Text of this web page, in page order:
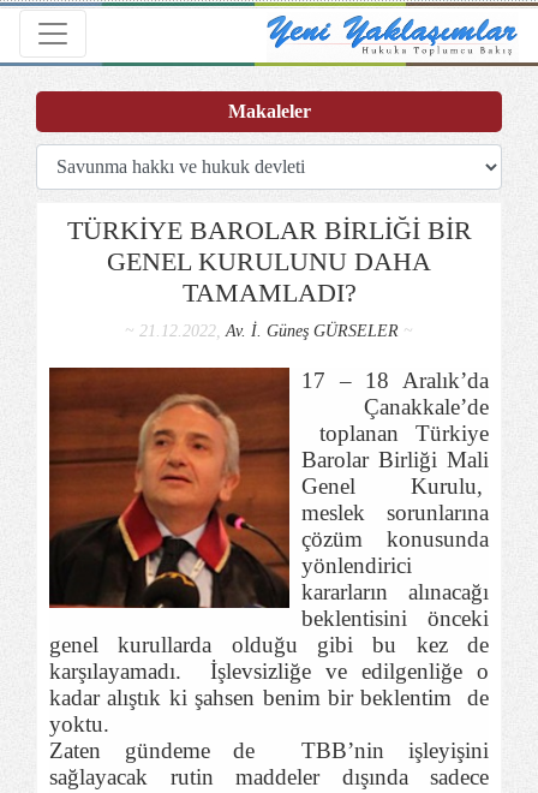
Toggle navigation
TÜRKİYE BAROLAR BİRLİĞİ BİR
GENEL KURULUNU DAHA
TAMAMLADI?
~ 21.12.2022,Av. İ. Güneş GÜRSELER ~
17 – 18 Aralık’da
Çanakkale’de
toplanan Türkiye
Barolar Birliği Mali
Genel Kurulu,
meslek sorunlarına
çözüm konusunda
yönlendirici
kararların alınacağı
beklentisini önceki
genel kurullarda olduğu gibi bu kez de
karşılayamadı.
İşlevsizliğe ve edilgenliğe o
kadar alıştık ki şahsen benim bir beklentim
de
yoktu.
Zaten gündeme de
TBB’nin işleyişini
sağlayacak rutin maddeler dışında sadece
Makaleler